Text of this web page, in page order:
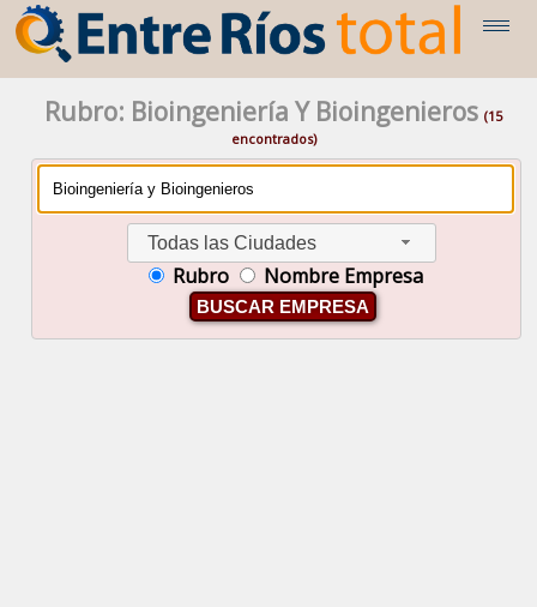
Rubro: Bioingeniería Y Bioingenieros(15
encontrados)
Todas las Ciudades
Rubro Nombre Empresa
BUSCAR EMPRESA